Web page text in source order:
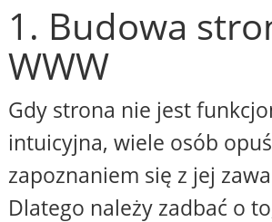
1. Budowa
WWW
Gdy strona nie jest
intuicyjna, wiele osób
zapoznaniem się z jej
Dlatego należy zadbać o